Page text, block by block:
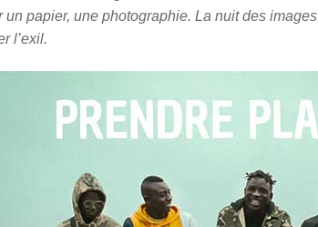
un papier, une photographie. La nuit des
l’exil.